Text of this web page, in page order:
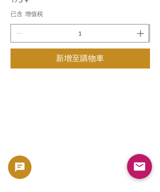
已含 增值税
新增至購物車